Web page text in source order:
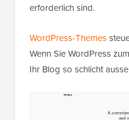
erforderlich sind.
WordPress-Themes
Wenn Sie WordPress
Ihr Blog so schlicht